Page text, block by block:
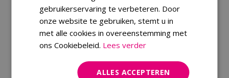
Energy Source
houtskool
Energiebron
Houtskool
Met deksel
Regelbare luchttoevoer
gebruikerservaring te verbeteren. Door
onze website te gebruiken, stemt u in
met alle cookies in overeenstemming met
ons Cookiebeleid. Lees verder
ALLES ACCEPTEREN